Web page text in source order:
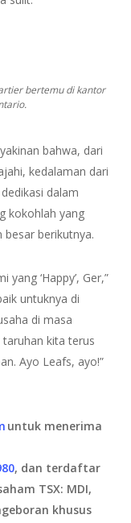
bertemu di kantor
bahwa, dari
kedalaman dari
dalam
kokohlah yang
berikutnya.
‘Happy’, Ger,”
untuknya di
di masa
taruhan kita terus
Ayo Leafs, ayo!”
untuk menerima
, dan terdaftar
TSX: MDI,
khusus